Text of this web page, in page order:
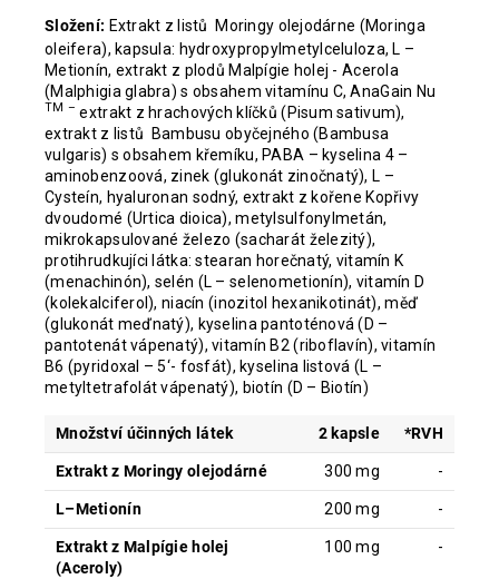
Složení: Extrakt z listů Moringy olejodárne (Moringa
oleifera), kapsula: hydroxypropylmetylceluloza, L –
Metionín, extrakt z plodů Malpígie holej - Acerola
(Malphigia glabra) s obsahem vitamínu C, AnaGain Nu
TM – extrakt z hrachových klíčků (Pisum sativum),
extrakt z listů Bambusu obyčejného (Bambusa
vulgaris) s obsahem křemíku, PABA – kyselina 4 –
aminobenzoová, zinek (glukonát zinočnatý), L –
Cysteín, hyaluronan sodný, extrakt z kořene Kopřivy
dvoudomé (Urtica dioica), metylsulfonylmetán,
mikrokapsulované železo (sacharát železitý),
protihrudkujíci látka: stearan horečnatý, vitamín K
(menachinón), selén (L – selenometionín), vitamín D
(kolekalciferol), niacín (inozitol hexanikotinát), měď
(glukonát meďnatý), kyselina pantoténová (D –
pantotenát vápenatý), vitamín B2 (riboflavín), vitamín
B6 (pyridoxal – 5‘- fosfát), kyselina listová (L –
metyltetrafolát vápenatý), biotín (D – Biotín)
Množství účinných látek 2 kapsle *RVH
Extrakt z Moringy olejodárné 300 mg -
L–Metionín 200 mg -
Extrakt z Malpígie holej
(Aceroly)
100 mg -